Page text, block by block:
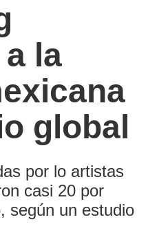
la
global
por lo artistas
casi 20 por
según un estudio